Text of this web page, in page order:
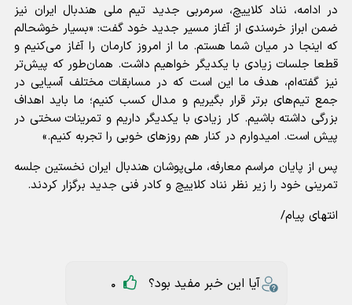
در ادامه، نناد کلاییچ، سرمربی جدید تیم ملی هندبال ایران نیز
ضمن ابراز خرسندی از آغاز مسیر جدید خود گفت: «بسیار خوشحالم
که اینجا در میان شما هستم. ما از امروز کارمان را آغاز می‌کنیم و
قطعا جلسات زیادی با یکدیگر خواهیم داشت. همان‌طور که پیش‌تر
نیز گفته‌ام، هدف ما این است که در مسابقات مختلف آسیایی در
جمع تیم‌های برتر قرار بگیریم و مدال کسب کنیم؛ ما باید اهداف
بزرگی داشته باشیم. کار زیادی با یکدیگر داریم و تمرینات سختی در
پیش است. امیدوارم در کنار هم روزهای خوبی را تجربه کنیم.»
پس از پایان مراسم معارفه، ملی‌پوشان هندبال ایران نخستین جلسه
تمرینی خود را زیر نظر نناد کلاییچ و کادر فنی جدید برگزار کردند.
انتهای پیام/
آیا این خبر مفید بود؟ 0